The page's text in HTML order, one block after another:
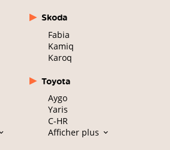
Skoda
Fabia
Kamiq
Karoq
Toyota
Aygo
Yaris
C-HR
Afficher plus